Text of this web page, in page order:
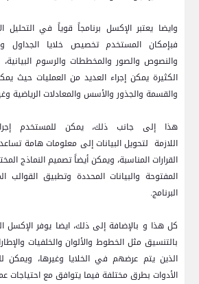
وايضا يعتبر الإكسل برنامجاً قوياً في التحليل
فبإمكان المستخدم تخصيص خلايا الجداول
والنصوص والصور والمخططات والرسوم
الكثيرة يمكن إجراء العديد من العمليات حيث
والقسمة والجذور والأسس والمعادلات الرياضية
هذا إلى جانب ذلك، يمكن للمستخدم إجراء
اللازمة لتحويل البيانات إلى معلومات هامة
القرارات المناسبة، ويمكن أيضاً تصميم النماذج
المفتوحة والبيانات المحددة وتطبيق
البرنامج.
كل هذا و بالإضافة إلى ذلك، ايضا يوفر الإكسل
بالتنسيق مثل الخطوط والألوان والخلفيات
الذين يتم عرضهم في الخلايا وغيرها،
الأدوات بطرق مختلفة فيما يتوافق مع احتياجات